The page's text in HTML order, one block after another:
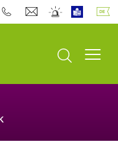
Suche öffnen